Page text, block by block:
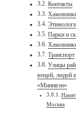
Контакты
Парки и
Транспорт
Улицы
вещей, людей
«Минивэн»
Москва